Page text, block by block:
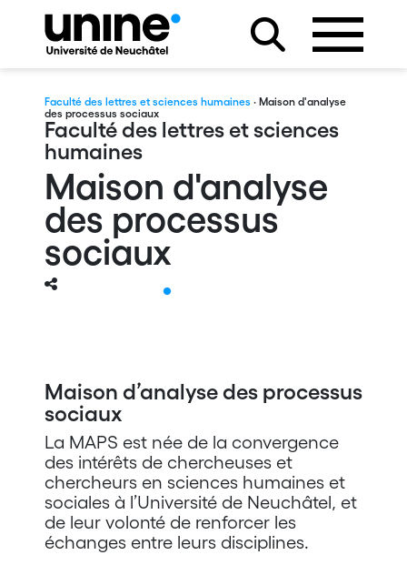
Faculté des lettres et sciences humaines · Maison d'analyse
des processus sociaux
Faculté des lettres et sciences
humaines
Maison d'analyse
des processus
sociaux
Maison d’analyse des processus
sociaux
La MAPS est née de la convergence
des intérêts de chercheuses et
chercheurs en sciences humaines et
sociales à l’Université de Neuchâtel, et
de leur volonté de renforcer les
échanges entre leurs disciplines.